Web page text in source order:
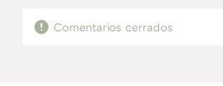
Comentarios cerrados